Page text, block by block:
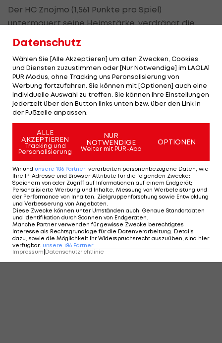
Der HC Znojmo (1,561 Punkte pro Spiel)
untermauert seine Heimstärke, verdrängt die
Vienna Capitals
Wiener können schon morgen gegen
Spitzenreiter Red Bull Salzburg (19:15 Uhr imLIVE-
Ticker) zurückschlagen.
Fehervar verliert Platz zwei aufgrund des
schlechteren Torverhältnisses an den spielfreien
VSV(jeweils 1,725), dem die Ungarn erst am
Sonntag unterlagen.
ICE Hockey League - Spielplan/Ergebnisse >>>
ICE Hockey League - Tabelle >>>
ICE Hockey League - Scorerwertung >>>
Das 20. Saisontor von Prokes im VIDEO:
Datenschutz
Wählen Sie [Alle Akzeptieren] um allen Zwecken, Cookies
und Diensten zuzustimmen oder [Nur Notwendige] im LAOLA1
PUR Modus, ohne Tracking uns Peronsalisierung von
Werbung fortzufahren. Sie können mit [Optionen] auch eine
individuelle Auswahl zu treffen. Sie können Ihre Einstellungen
jederzeit über den Button links unten bzw. über den Link in
der Fußzeile anpassen.
ALLE
AKZEPTIEREN
Tracking und
Personalisierung
NUR
NOTWENDIGE
Weiter mit PUR-Abo
OPTIONEN
Wir und unsere 186 Partner verarbeiten personenbezogene Daten, wie
Ihre IP-Adresse und Browser-Attribute für die folgenden Zwecke:
Speichern von oder Zugriff auf Informationen auf einem Endgerät;
Personalisierte Werbung und Inhalte, Messung von Werbeleistung und
der Performance von Inhalten, Zielgruppenforschung sowie Entwicklung
und Verbesserung von Angeboten.
Diese Zwecke können unter Umständen auch: Genaue Standortdaten
und Identifikation durch Scannen von Endgeräten.
Manche Partner verwenden für gewisse Zwecke berechtigtes
Interesse als Rechtsgrundlage für die Datenverarbeitung. Details
dazu, sowie die Möglichkeit Ihr Widerspruchsrecht auszuüben, sind hier
verfügbar: unsere 186 Partner
Impressum Datenschutzrichtlinie